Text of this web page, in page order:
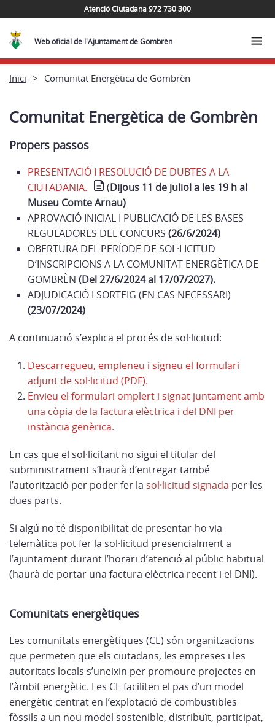
Atenció Ciutadana 972 730 300
Web oficial de l'Ajuntament de Gombrèn
Inici Comunitat Energètica de Gombrèn
Comunitat Energètica de Gombrèn
Propers passos
PRESENTACIÓ I RESOLUCIÓ DE DUBTES A LA
CIUTADANIA.
(Dijous 11 de juliol a les 19 h al
Museu Comte Arnau)
APROVACIÓ INICIAL I PUBLICACIÓ DE LES BASES
REGULADORES DEL CONCURS (26/6/2024)
OBERTURA DEL PERÍODE DE SOL·LICITUD
D’INSCRIPCIONS A LA COMUNITAT ENERGÈTICA DE
GOMBRÈN (Del 27/6/2024 al 17/07/2027).
ADJUDICACIÓ I SORTEIG (EN CAS NECESSARI)
(23/07/2024)
A continuació s’explica el procés de sol·licitud:
Descarregueu, empleneu i signeu el formulari
adjunt de sol·licitud (PDF).
Envieu el formulari omplert i signat juntament amb
una còpia de la factura elèctrica i del DNI per
instància genèrica.
En cas que el sol·licitant no sigui el titular del
subministrament s’haurà d’entregar també
l’autorització per poder fer la sol·licitud signada per les
dues parts.
Si algú no té disponibilitat de presentar-ho via
telemàtica pot fer la sol·licitud presencialment a
l’ajuntament durant l’horari d’atenció al públic habitual
(haurà de portar una factura elèctrica recent i el DNI).
Comunitats energètiques
Les comunitats energètiques (CE) són organitzacions
que permeten que els ciutadans, les empreses i les
autoritats locals s’uneixin per promoure projectes en
l’àmbit energètic. Les CE faciliten el pas d’un model
energètic centrat en l’explotació de combustibles
fòssils a un nou model sostenible, distribuït, participat,